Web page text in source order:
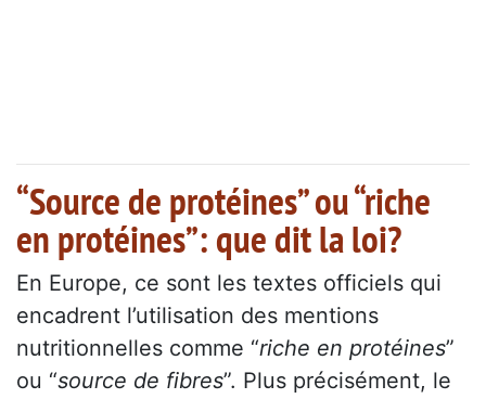
“Source de protéines” ou “riche
en protéines”: que dit la loi?
En Europe, ce sont les textes officiels qui
encadrent l’utilisation des mentions
nutritionnelles comme “riche en protéines”
ou “source de fibres”. Plus précisément, le